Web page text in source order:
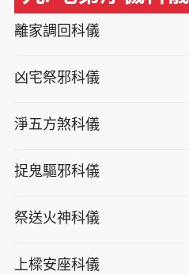
離家調回科儀
凶宅祭邪科儀
淨五方煞科儀
捉鬼驅邪科儀
祭送火神科儀
上樑安座科儀